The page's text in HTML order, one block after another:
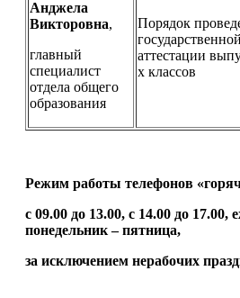
Анджела
Викторовна,
главный
специалист
отдела общего
образования
Порядок
аттестации
х классов
Режим работы телефонов
с 09.00 до 13.00, с 14.00 до 17.00,
понедельник – пятница,
за исключением нерабочих